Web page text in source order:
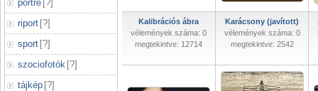
portré [?]
riport [?]
sport [?]
szociofotók [?]
tájkép [?]
Kalibrációs ábra
vélemények száma: 0
megtekintve: 12714
Karácsony (javított)
vélemények száma: 0
megtekintve: 2542